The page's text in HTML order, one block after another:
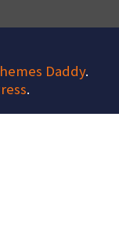
Daddy.
.